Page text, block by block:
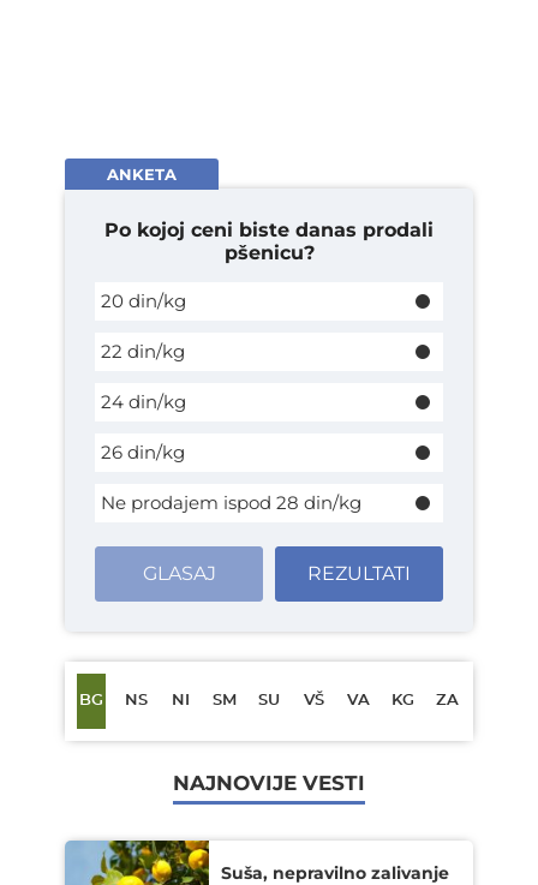
ANKETA
Po kojoj ceni biste danas prodali
pšenicu?
20 din/kg
22 din/kg
24 din/kg
26 din/kg
Ne prodajem ispod 28 din/kg
GLASAJ REZULTATI
BG NS NI SM SU VŠ VA KG ZA
NAJNOVIJE VESTI
Suša, nepravilno zalivanje